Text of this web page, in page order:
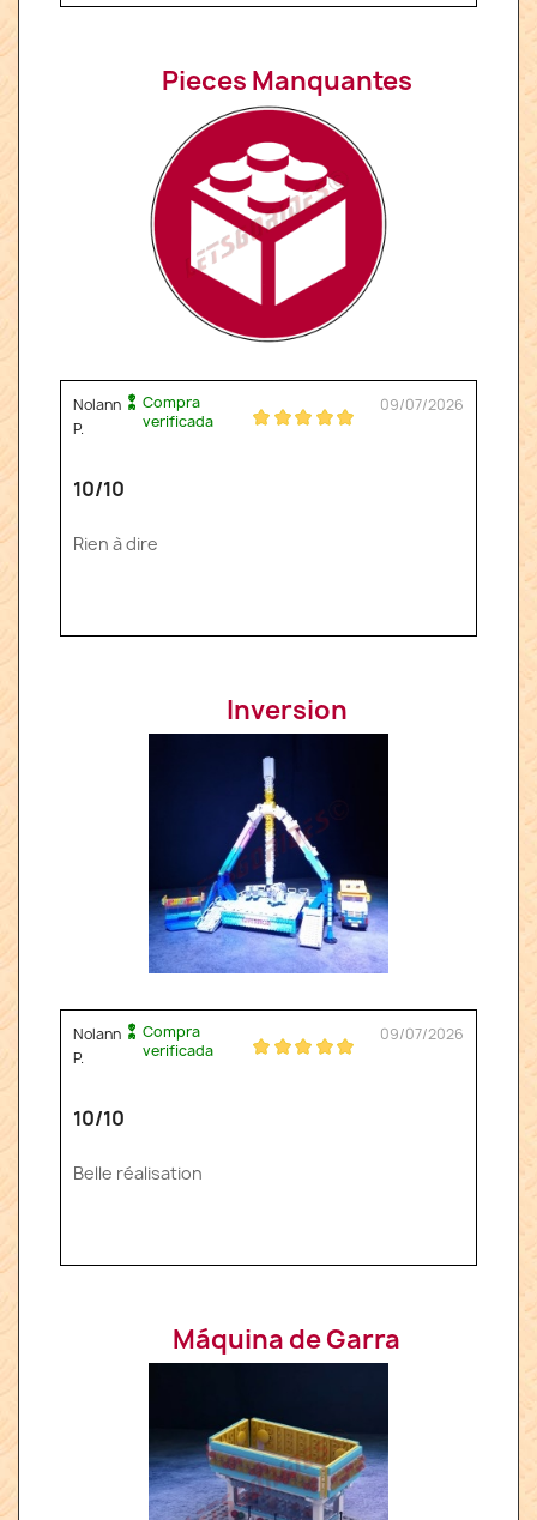
Pieces Manquantes
Nolann
P.
Compra
verificada
09/07/2026
10/10
Rien à dire
Inversion
Nolann
P.
Compra
verificada
09/07/2026
10/10
Belle réalisation
Máquina de Garra